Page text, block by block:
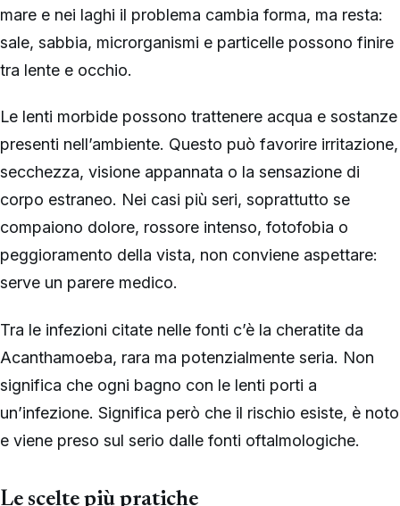
mare e nei laghi il problema cambia forma, ma resta:
sale, sabbia, microrganismi e particelle possono finire
tra lente e occhio.
Le lenti morbide possono trattenere acqua e sostanze
presenti nell’ambiente. Questo può favorire irritazione,
secchezza, visione appannata o la sensazione di
corpo estraneo. Nei casi più seri, soprattutto se
compaiono dolore, rossore intenso, fotofobia o
peggioramento della vista, non conviene aspettare:
serve un parere medico.
Tra le infezioni citate nelle fonti c’è la cheratite da
Acanthamoeba, rara ma potenzialmente seria. Non
significa che ogni bagno con le lenti porti a
un’infezione. Significa però che il rischio esiste, è noto
e viene preso sul serio dalle fonti oftalmologiche.
Le scelte più pratiche